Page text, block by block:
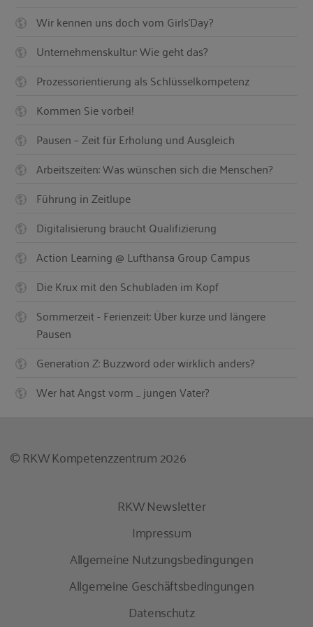
Wir kennen uns doch vom Girls'Day?
Unternehmenskultur: Wie geht das?
Prozessorientierung als Schlüsselkompetenz
Kommen Sie vorbei!
Pausen – Zeit für Erholung und Ausgleich
Arbeitszeiten: Was wünschen sich die Menschen?
Führung in Zeitlupe
Digitalisierung braucht Qualifizierung
Action Learning @ Lufthansa Group Campus
Die Krux mit den Schubladen im Kopf
Sommerzeit - Ferienzeit: Über kurze und längere
Pausen
Generation Z: Buzzword oder wirklich anders?
Wer hat Angst vorm ... jungen Vater?
© RKW Kompetenzzentrum 2026
RKW Newsletter
Impressum
Allgemeine Nutzungsbedingungen
Allgemeine Geschäftsbedingungen
Datenschutz